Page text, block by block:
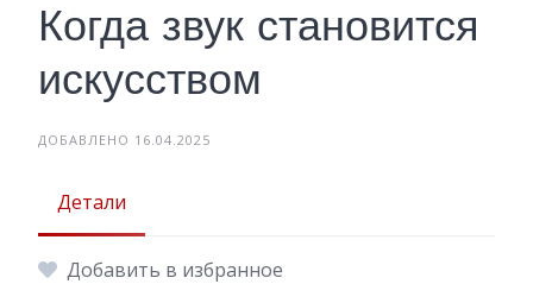
Когда звук становится
искусством
ДОБАВЛЕНО 16.04.2025
Детали
Добавить в избранное